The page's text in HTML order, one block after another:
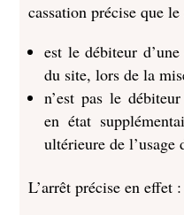
cassation précise que
est le débiteur
du site, lors de la
n’est pas le
en état
ultérieure de l’usage
L’arrêt précise en effet :